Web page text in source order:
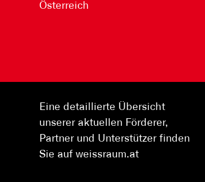
Österreich
Eine detaillierte Übersicht
unserer aktuellen Förderer,
Partner und Unterstützer finden
Sie auf weissraum.at